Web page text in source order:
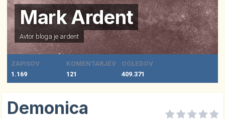
Mark Ardent
Avtor bloga je ardent
ZAPISOV
1.169
KOMENTARJEV
121
OGLEDOV
409.371
Demonica